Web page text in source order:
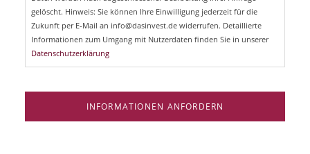
gelöscht. Hinweis: Sie können Ihre Einwilligung jederzeit für die
Zukunft per E-Mail an info@dasinvest.de widerrufen. Detaillierte
Informationen zum Umgang mit Nutzerdaten finden Sie in unserer
Datenschutzerklärung
INFORMATIONEN ANFORDERN